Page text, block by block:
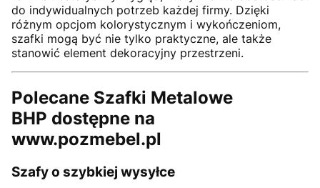
do indywidualnych potrzeb każdej firmy. Dzięki
różnym opcjom kolorystycznym i wykończeniom,
szafki mogą być nie tylko praktyczne, ale także
stanowić element dekoracyjny przestrzeni.
Polecane Szafki Metalowe
BHP dostępne na
www.pozmebel.pl
Szafy o szybkiej wysyłce